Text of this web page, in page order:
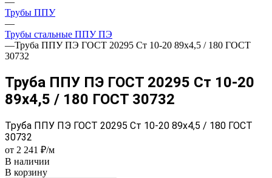
Трубы ППУ
—
Трубы стальные ППУ ПЭ
—Труба ППУ ПЭ ГОСТ 20295 Ст 10-20 89x4,5 / 180 ГОСТ
30732
Труба ППУ ПЭ ГОСТ 20295 Ст 10-20
89x4,5 / 180 ГОСТ 30732
Труба ППУ ПЭ ГОСТ 20295 Ст 10-20 89x4,5 / 180 ГОСТ
30732
от 2 241 ₽/м
В наличии
В корзину